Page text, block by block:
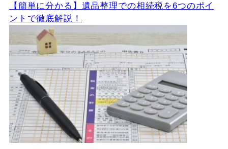
【簡単に分かる】遺品整理での相続税を6つのポイ
ントで徹底解説！